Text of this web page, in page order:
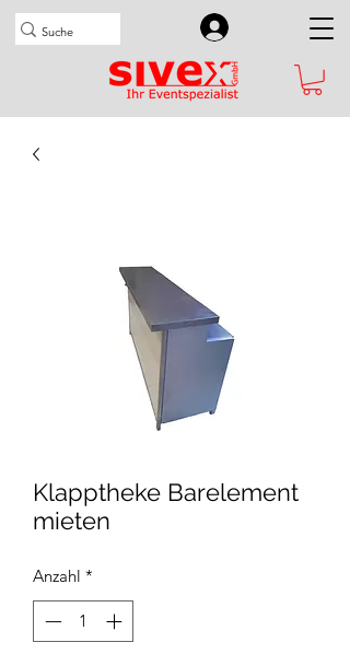
Klapptheke Barelement
mieten
Anzahl *